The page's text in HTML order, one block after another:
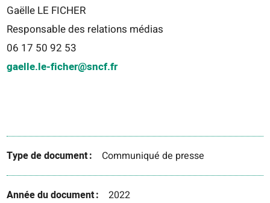
Gaëlle LE FICHER
Responsable des relations médias
06 17 50 92 53
gaelle.le-ficher@sncf.fr
Type de document Communiqué de presse
Année du document 2022